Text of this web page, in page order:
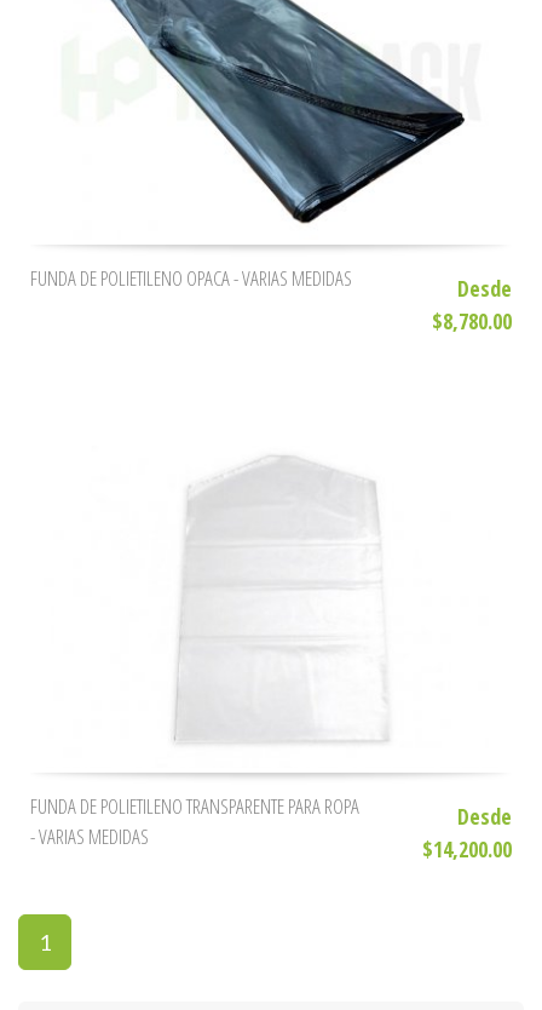
FUNDA DE POLIETILENO OPACA - VARIAS MEDIDAS
Desde
$8,780.00
FUNDA DE POLIETILENO TRANSPARENTE PARA ROPA
- VARIAS MEDIDAS
Desde
$14,200.00
1